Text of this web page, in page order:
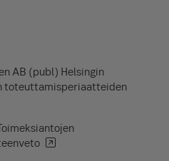
AB (publ) Helsingin
toteuttamisperiaatteiden